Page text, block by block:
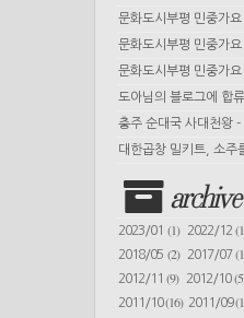
문화도시부평 민중가
문화도시부평 민중가
문화도시부평 민중가
도아님의 블로그에 합
충주 순대국 사대천왕
대한곱창 밀키트, 소주
archive
2023/01 (1) 2022/12
2018/05 (2) 2017/07
2012/11(9) 2012/10
2011/10(16) 2011/09